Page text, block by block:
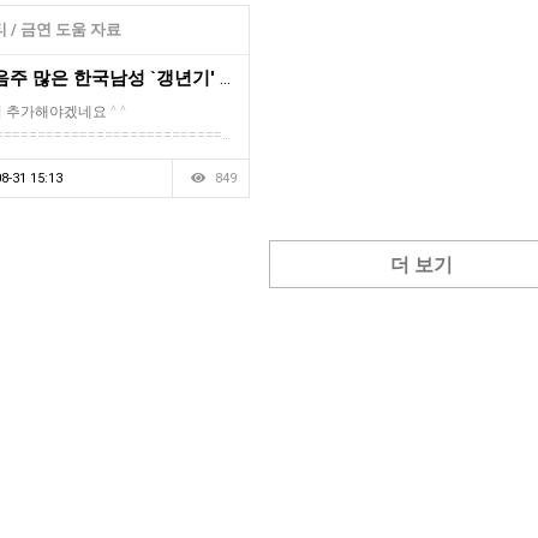
/ 금연 도움 자료
"흡연.음주 많은 한국남성 `갱년기' 주의"
추가해야겠네요 ^ ^
31 15:13 849
더 보기